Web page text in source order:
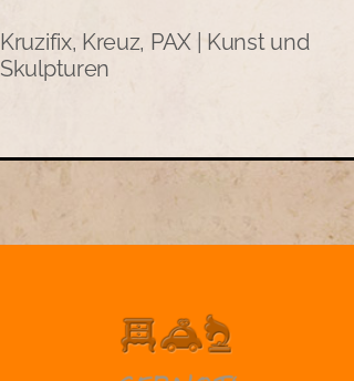
Kruzifix, Kreuz, PAX | Kunst und
Skulpturen